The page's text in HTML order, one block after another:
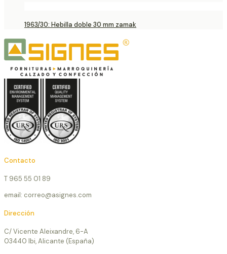
1963/30: Hebilla doble 30 mm zamak
Contacto
T 965 55 01 89
email: correo@asignes.com
Dirección
C/ Vicente Aleixandre, 6-A
03440 Ibi, Alicante (España)